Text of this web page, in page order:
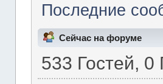
Последние
Сейчас на форуме
533 Гостей,